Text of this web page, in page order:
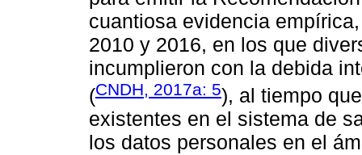
cuantiosa evidencia
2010 y 2016, en los que
incumplieron con la debida
(CNDH, 2017a: 5), al tiempo
existentes en el sistema de
los datos personales en el